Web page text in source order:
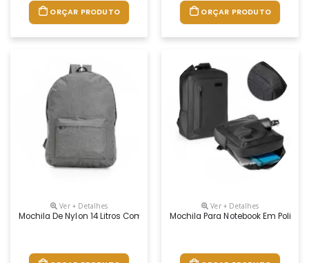
ORÇAR PRODUTO ORÇAR PRODUTO
Ver + Detalhes
Mochila De Nylon 14 Litros Com Dois Compartimentos, Sendo O
Ver + Detalhes
Mochila Para Notebook Em